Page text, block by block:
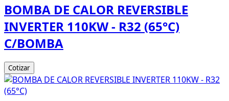
BOMBA DE CALOR REVERSIBLE
INVERTER 110KW - R32 (65°C)
C/BOMBA
Cotizar